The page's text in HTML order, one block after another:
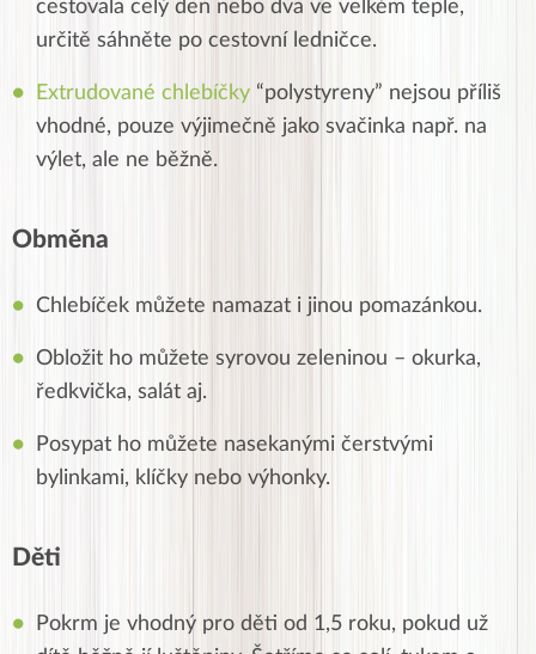
cestovala celý den nebo dva ve velkém teple,
určitě sáhněte po cestovní ledničce.
Extrudované chlebíčky “polystyreny” nejsou příliš
vhodné, pouze výjimečně jako svačinka např. na
výlet, ale ne běžně.
Obměna
Chlebíček můžete namazat i jinou pomazánkou.
Obložit ho můžete syrovou zeleninou – okurka,
ředkvička, salát aj.
Posypat ho můžete nasekanými čerstvými
bylinkami, klíčky nebo výhonky.
Děti
Pokrm je vhodný pro děti od 1,5 roku, pokud už